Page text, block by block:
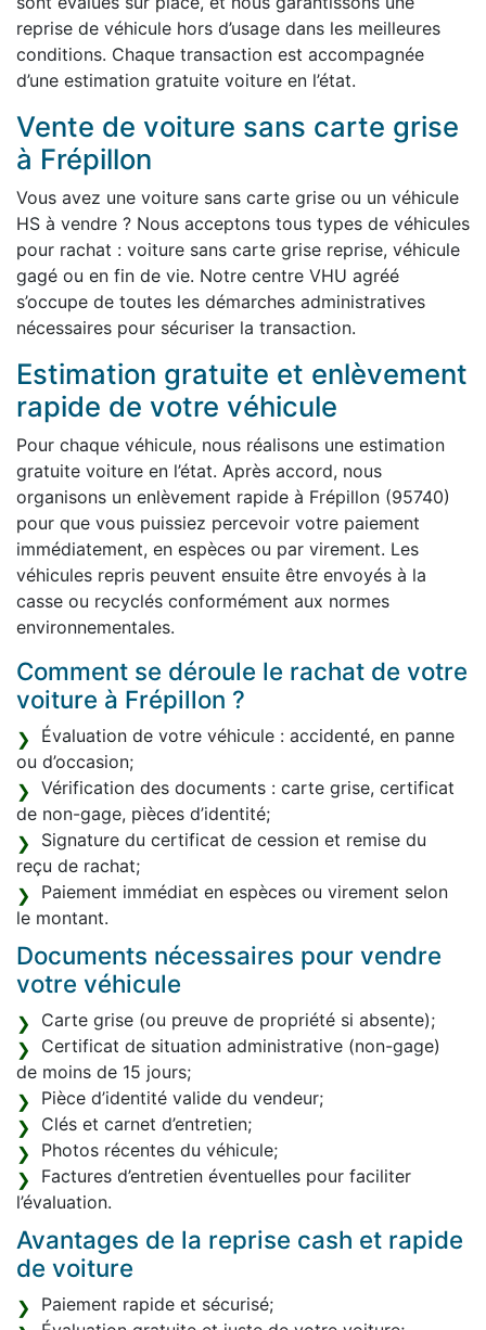
reprise de véhicule hors d’usage dans les meilleures
conditions. Chaque transaction est accompagnée
d’une estimation gratuite voiture en l’état.
Vente de voiture sans carte grise
à Frépillon
Vous avez une voiture sans carte grise ou un véhicule
HS à vendre ? Nous acceptons tous types de véhicules
pour rachat : voiture sans carte grise reprise, véhicule
gagé ou en fin de vie. Notre centre VHU agréé
s’occupe de toutes les démarches administratives
nécessaires pour sécuriser la transaction.
Estimation gratuite et enlèvement
rapide de votre véhicule
Pour chaque véhicule, nous réalisons une estimation
gratuite voiture en l’état. Après accord, nous
organisons un enlèvement rapide à Frépillon (95740)
pour que vous puissiez percevoir votre paiement
immédiatement, en espèces ou par virement. Les
véhicules repris peuvent ensuite être envoyés à la
casse ou recyclés conformément aux normes
environnementales.
Comment se déroule le rachat de votre
voiture à Frépillon ?
Évaluation de votre véhicule : accidenté, en panne
ou d’occasion;
Vérification des documents : carte grise, certificat
de non-gage, pièces d’identité;
Signature du certificat de cession et remise du
reçu de rachat;
Paiement immédiat en espèces ou virement selon
le montant.
Documents nécessaires pour vendre
votre véhicule
Carte grise (ou preuve de propriété si absente);
Certificat de situation administrative (non-gage)
de moins de 15 jours;
Pièce d’identité valide du vendeur;
Clés et carnet d’entretien;
Photos récentes du véhicule;
Factures d’entretien éventuelles pour faciliter
l’évaluation.
Avantages de la reprise cash et rapide
de voiture
Paiement rapide et sécurisé;